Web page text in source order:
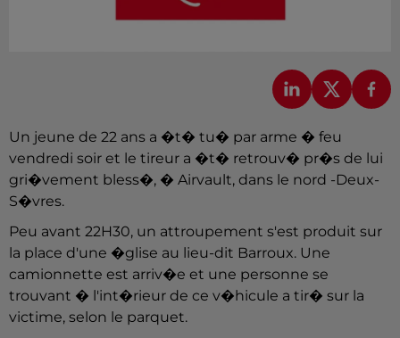
Un jeune de 22 ans a �t� tu� par arme � feu
vendredi soir et le tireur a �t� retrouv� pr�s de lui
gri�vement bless�, � Airvault, dans le nord -Deux-
S�vres.
Peu avant 22H30, un attroupement s'est produit sur
la place d'une �glise au lieu-dit Barroux. Une
camionnette est arriv�e et une personne se
trouvant � l'int�rieur de ce v�hicule a tir� sur la
victime, selon le parquet.